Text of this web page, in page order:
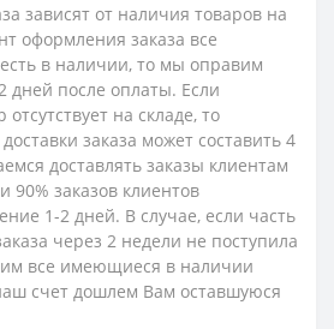
зависят от наличия товаров на
оформления заказа все
в наличии, то мы оправим
дней после оплаты. Если
на складе, то
заказа может составить 4
доставлять заказы клиентам
90% заказов клиентов
1-2 дней. В случае, если часть
через 2 недели не поступила
все имеющиеся в наличии
счет дошлем Вам оставшуюся